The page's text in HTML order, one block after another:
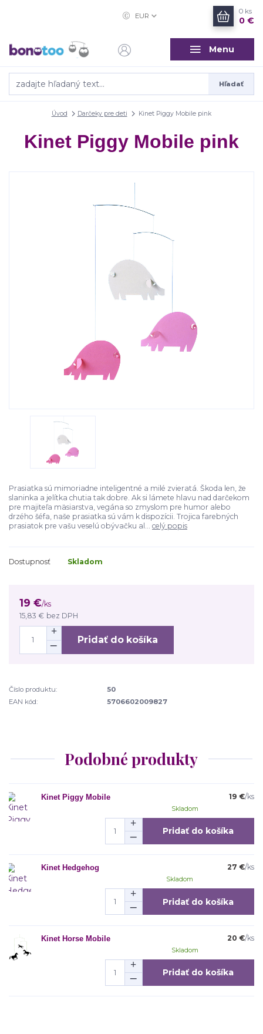
Menu
EUR
Hľadať
0 ks
0 €
Úvod Darčeky pre deti Kinet Piggy Mobile pink
Kinet Piggy Mobile pink
Prasiatka sú mimoriadne inteligentné a milé zvieratá. Škoda len, že
slaninka a jelítka chutia tak dobre. Ak si lámete hlavu nad darčekom
pre majiteľa mäsiarstva, vegána so zmyslom pre humor alebo
drzého šéfa, naše prasiatka sú vám k dispozícii. Trojica farebných
prasiatok pre vašu veselú obývačku al... celý popis
Dostupnosť Skladom
19 €/ks
15,83 € bez DPH
Pridať do košíka
Číslo produktu:
50
EAN kód:
5706602009827
Podobné produkty
Kinet Piggy Mobile 19 €/ks
Skladom
Pridať do košíka
Kinet Hedgehog 27 €/ks
Skladom
Pridať do košíka
Kinet Horse Mobile 20 €/ks
Skladom
Pridať do košíka